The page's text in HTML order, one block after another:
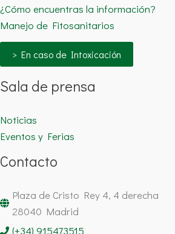
¿Cómo encuentras la información?
Manejo de Fitosanitarios
> En caso de Intoxicación
Sala de prensa
Noticias
Eventos y Ferias
Contacto
Plaza de Cristo Rey 4, 4 derecha
28040 Madrid
(+34) 915473515